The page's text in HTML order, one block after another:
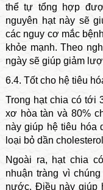
thể tự tổng hợp
nguyên hạt này sẽ
các nguy cơ mắc
khỏe mạnh. Theo
ngày sẽ giúp giảm
6.4. Tốt cho hệ tiêu
Trong hạt chia có tới
xơ hòa tàn và 80%
này giúp hệ tiêu hóa
loại bỏ dần
Ngoài ra, hạt chia
nhuận tràng vì
nước. Điều này giúp